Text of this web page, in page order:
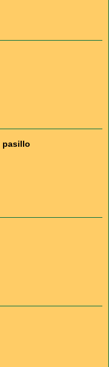
pasillo